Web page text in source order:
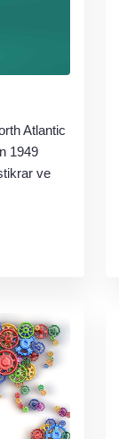
Atlantic
1949
ve